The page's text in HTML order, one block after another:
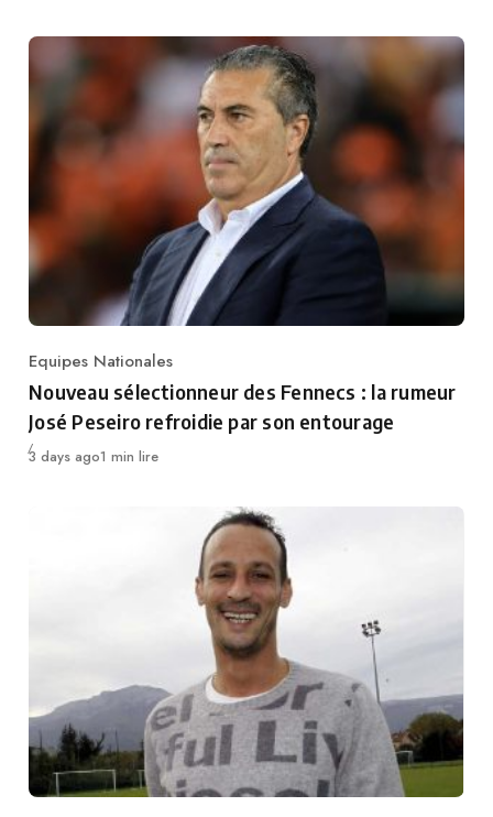
Category
Equipes Nationales
Nouveau sélectionneur des Fennecs : la rumeur
José Peseiro refroidie par son entourage
Publié
3 days ago1 min lire